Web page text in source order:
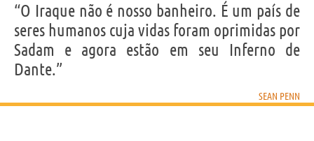
“O Iraque não é nosso banheiro. É um país de
seres humanos cuja vidas foram oprimidas por
Sadam e agora estão em seu Inferno de
Dante.”
SEAN PENN